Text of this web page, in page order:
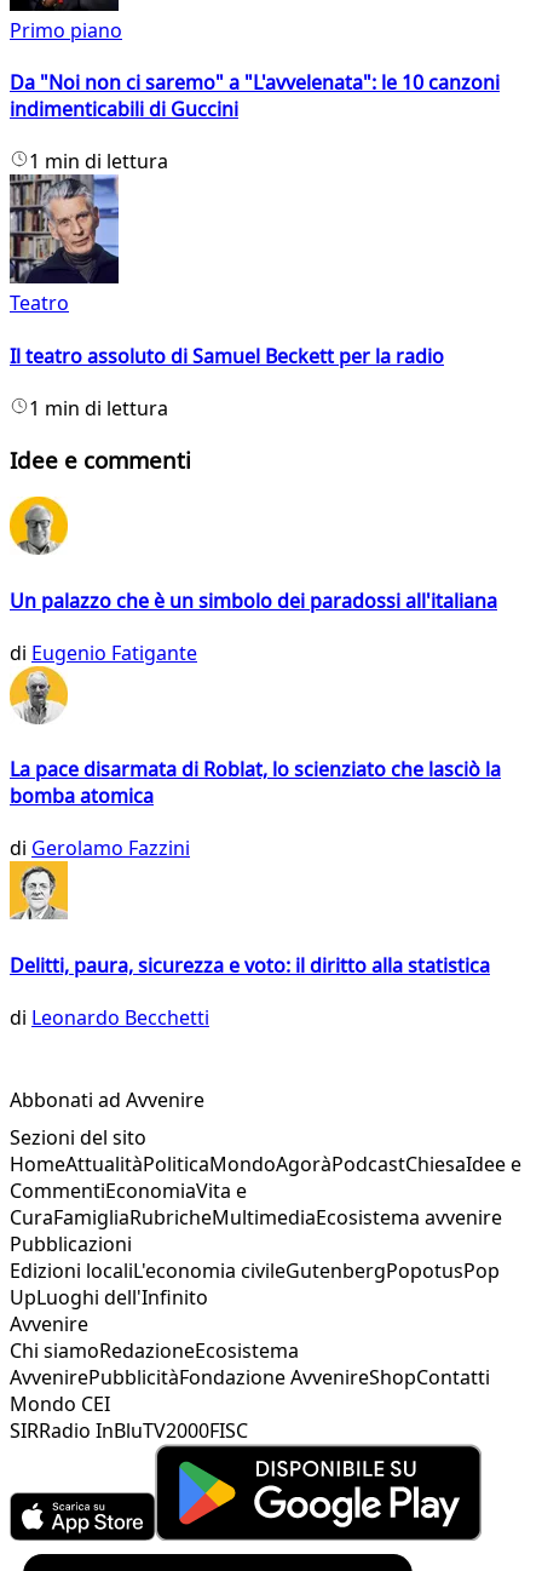
Primo piano
Da "Noi non ci saremo" a "L'avvelenata": le 10 canzoni
indimenticabili di Guccini
1 min di lettura
Teatro
Il teatro assoluto di Samuel Beckett per la radio
1 min di lettura
Idee e commenti
Un palazzo che è un simbolo dei paradossi all'italiana
di Eugenio Fatigante
La pace disarmata di Roblat, lo scienziato che lasciò la
bomba atomica
di Gerolamo Fazzini
Delitti, paura, sicurezza e voto: il diritto alla statistica
di Leonardo Becchetti
Abbonati ad Avvenire
Sezioni del sito
HomeAttualitàPoliticaMondoAgoràPodcastChiesaIdee e
CommentiEconomiaVita e
CuraFamigliaRubricheMultimediaEcosistema avvenire
Pubblicazioni
Edizioni localiL'economia civileGutenbergPopotusPop
UpLuoghi dell'Infinito
Avvenire
Chi siamoRedazioneEcosistema
AvvenirePubblicitàFondazione AvvenireShopContatti
Mondo CEI
SIRRadio InBluTV2000FISC